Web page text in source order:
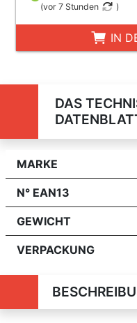
(vor 7 Stunden )
IN
DAS
MARKE
N° EAN13
GEWICHT
VERPACKUNG